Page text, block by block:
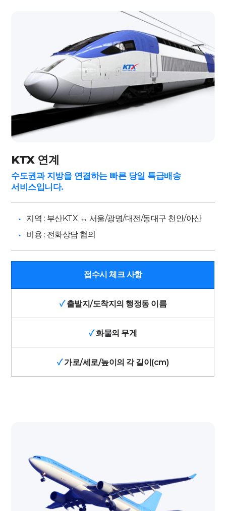
KTX 연계
수도권과 지방을 연결하는 빠른 당일 특급배송
서비스입니다.
지역 : 부산KTX ↔️ 서울/광명/대전/동대구 천안/아산
비용 : 전화상담 협의
접수시 체크 사항
✓출발지/도착지의 행정동 이름
✓화물의 무게
✓가로/세로/높이의 각 길이(cm)